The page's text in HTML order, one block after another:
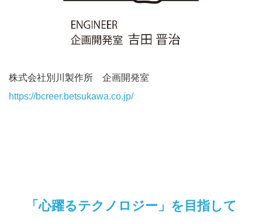
株式会社別川製作所 企画開発室
https://bcreer.betsukawa.co.jp/
「心躍るテクノロジー」を目指して